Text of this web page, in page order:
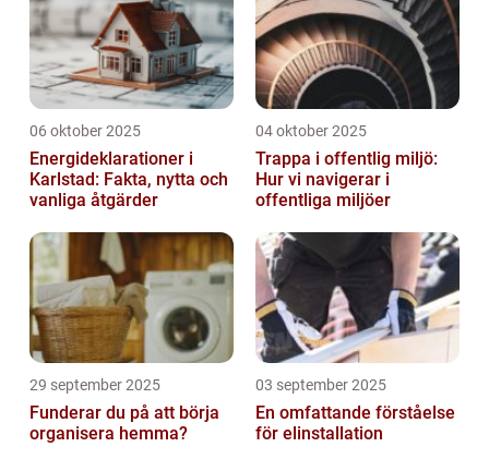
06 oktober 2025
Energideklarationer i
Karlstad: Fakta, nytta och
vanliga åtgärder
04 oktober 2025
Trappa i offentlig miljö:
Hur vi navigerar i
offentliga miljöer
29 september 2025
Funderar du på att börja
organisera hemma?
03 september 2025
En omfattande förståelse
för elinstallation